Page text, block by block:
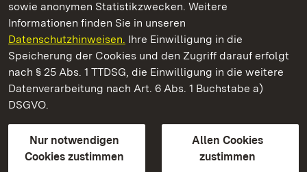
sowie anonymen Statistikzwecken. Weitere
Informationen finden Sie in unseren
Datenschutzhinweisen. Ihre Einwilligung in die
Speicherung der Cookies und den Zugriff darauf erfolgt
nach § 25 Abs. 1 TTDSG, die Einwilligung in die weitere
Datenverarbeitung nach Art. 6 Abs. 1 Buchstabe a)
DSGVO.
Nur notwendigen
Cookies zustimmen
Allen Cookies
zustimmen
Staatliche Schlösser und Gärten Baden‑Württemberg
Staatliche Schlösser und Gärten Baden-Württemberg
Kontakt
GebärdenspracheLeichte Sprache
Erklärung zur Barrierefreiheit
BITV-konform (geprüfte Seiten)